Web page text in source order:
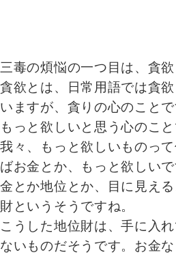
三毒の煩悩の一つ目は、貪欲
貪欲とは、日常用語では貪
いますが、貪りの心のことで
もっと欲しいと思う心のこと
我々、もっと欲しいものっ
ばお金とか、もっと欲しい
金とか地位とか、目に見え
財というそうですね。
こうした地位財は、手に入
ないものだそうです。お金